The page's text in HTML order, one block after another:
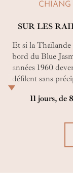
CHIANG
SUR LES
Et si la
bord du Blue
années 1960
défilent sans
centrales, des
Nord, le voyage
11 jours, de